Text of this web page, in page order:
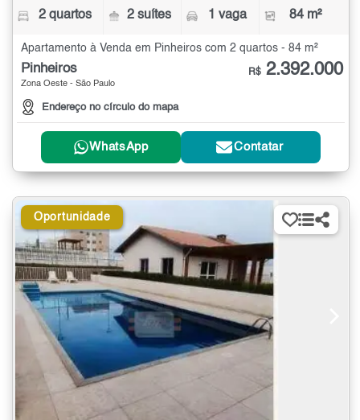
2 quartos 2 suítes 1 vaga 84 m²
Apartamento à Venda em Pinheiros com 2 quartos - 84 m²
Pinheiros
Zona Oeste - São Paulo
Endereço no círculo do mapa
R$ 2.392.000
WhatsApp Contatar
Oportunidade